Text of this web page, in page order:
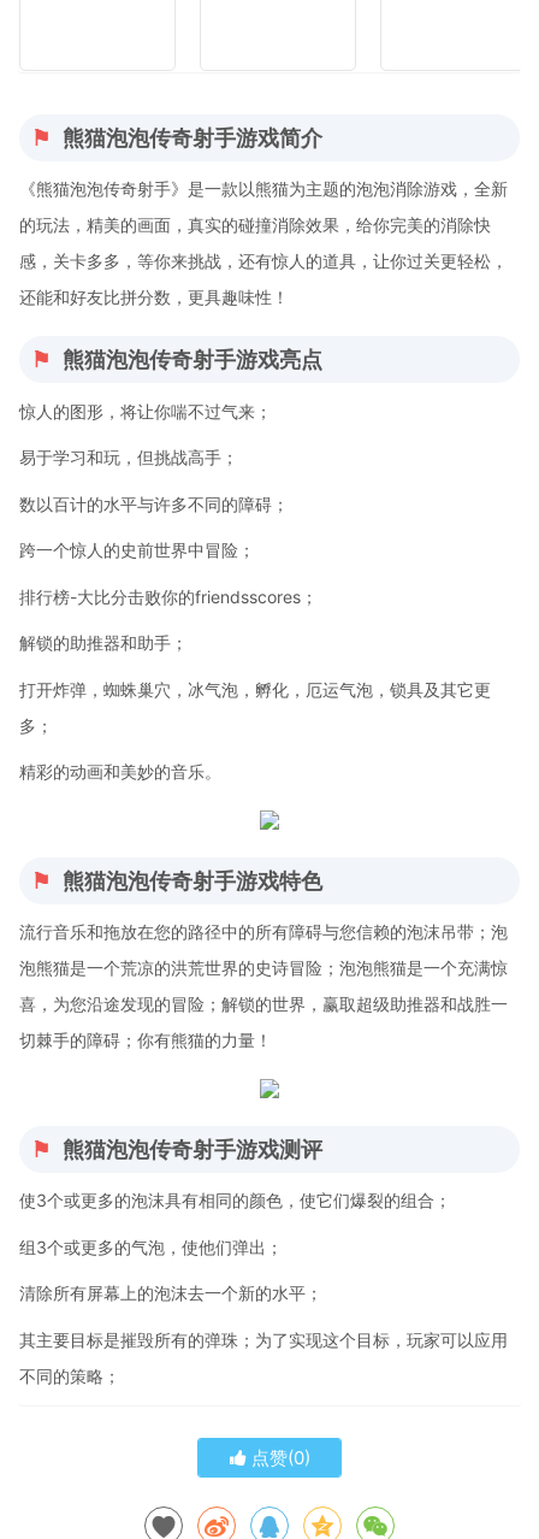
熊猫泡泡传奇射手游戏简介
《熊猫泡泡传奇射手》是一款以熊猫为主题的泡泡消除游戏，全新
的玩法，精美的画面，真实的碰撞消除效果，给你完美的消除快
感，关卡多多，等你来挑战，还有惊人的道具，让你过关更轻松，
还能和好友比拼分数，更具趣味性！
熊猫泡泡传奇射手游戏亮点
惊人的图形，将让你喘不过气来；
易于学习和玩，但挑战高手；
数以百计的水平与许多不同的障碍；
跨一个惊人的史前世界中冒险；
排行榜-大比分击败你的friendsscores；
解锁的助推器和助手；
打开炸弹，蜘蛛巢穴，冰气泡，孵化，厄运气泡，锁具及其它更
多；
精彩的动画和美妙的音乐。
熊猫泡泡传奇射手游戏特色
流行音乐和拖放在您的路径中的所有障碍与您信赖的泡沫吊带；泡
泡熊猫是一个荒凉的洪荒世界的史诗冒险；泡泡熊猫是一个充满惊
喜，为您沿途发现的冒险；解锁的世界，赢取超级助推器和战胜一
切棘手的障碍；你有熊猫的力量！
熊猫泡泡传奇射手游戏测评
使3个或更多的泡沫具有相同的颜色，使它们爆裂的组合；
组3个或更多的气泡，使他们弹出；
清除所有屏幕上的泡沫去一个新的水平；
其主要目标是摧毁所有的弹珠；为了实现这个目标，玩家可以应用
不同的策略；
点赞(0)